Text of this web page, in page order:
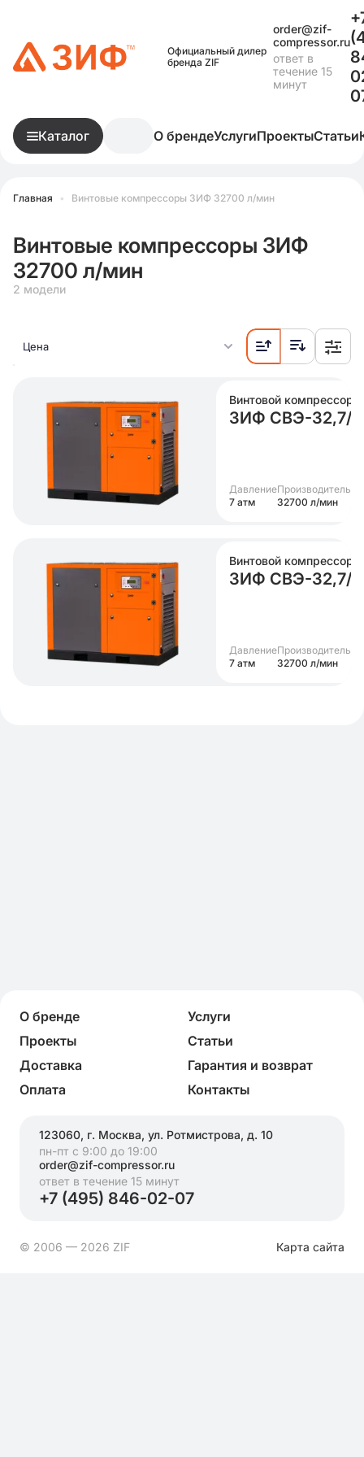
Официальный дилер
бренда ZIF
order@zif-
compressor.ru
ответ в
течение 15
минут
Каталог О брендеУслугиПроектыСтатьи
Главная • Винтовые компрессоры ЗИФ 32700 л/мин
Винтовые компрессоры ЗИФ
32700 л/мин
2 модели
Цена
Винтовой компрессор
ЗИФ СВЭ-32,7/
Давление
7 атм
32700 л/мин
Винтовой компрессор
ЗИФ СВЭ-32,7/
Давление
7 атм
32700 л/мин
О бренде
Услуги
Проекты
Статьи
Доставка
Гарантия и возврат
Оплата
Контакты
123060, г. Москва, ул. Ротмистрова, д. 10
пн-пт с 9:00 до 19:00
order@zif-compressor.ru
ответ в течение 15 минут
+7 (495) 846-02-07
© 2006 — 2026 ZIF Карта сайта